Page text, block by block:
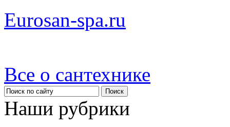
Eurosan-spa.ru
Все о сантехнике
Наши рубрики